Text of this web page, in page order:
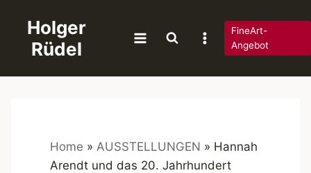
springen
Holger
Rüdel
FineArt-
Angebot
Home » AUSSTELLUNGEN » Hannah
Arendt und das 20. Jahrhundert